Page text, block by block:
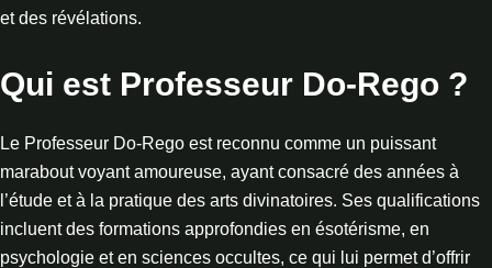
et des révélations.
Qui est Professeur Do-Rego ?
Le Professeur Do-Rego est reconnu comme un puissant
marabout voyant amoureuse, ayant consacré des années à
l’étude et à la pratique des arts divinatoires. Ses qualifications
incluent des formations approfondies en ésotérisme, en
psychologie et en sciences occultes, ce qui lui permet d’offrir